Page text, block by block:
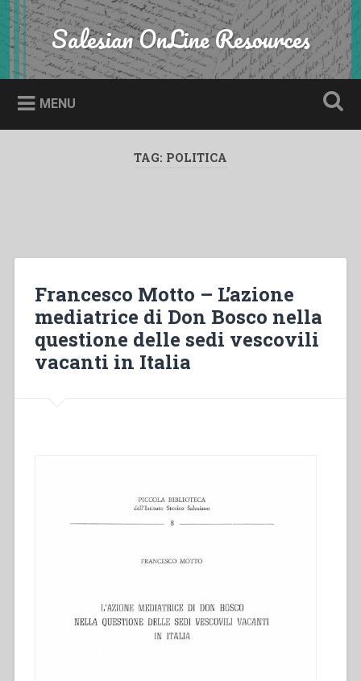
Skip
to
content
Search Salesian OnLine Resources
MENU
TAG: POLITICA
Francesco Motto – L’azione
mediatrice di Don Bosco nella
questione delle sedi vescovili
vacanti in Italia